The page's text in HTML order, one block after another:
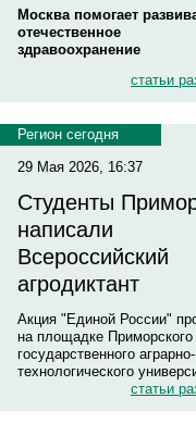
Москва помогает
отечественное
здравоохранение
статьи
Регион сегодня
29 Мая 2026, 16:37
Студенты
написали
Всероссийский
агродиктант
Акция "Единой России"
на площадке Приморского
государственного аграрно-
технологического
статьи